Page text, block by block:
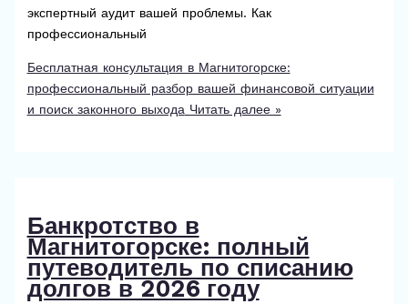
экспертный аудит вашей проблемы. Как
профессиональный
Бесплатная консультация в Магнитогорске:
профессиональный разбор вашей финансовой ситуации
и поиск законного выхода Читать далее »
Банкротство в
Магнитогорске: полный
путеводитель по списанию
долгов в 2026 году